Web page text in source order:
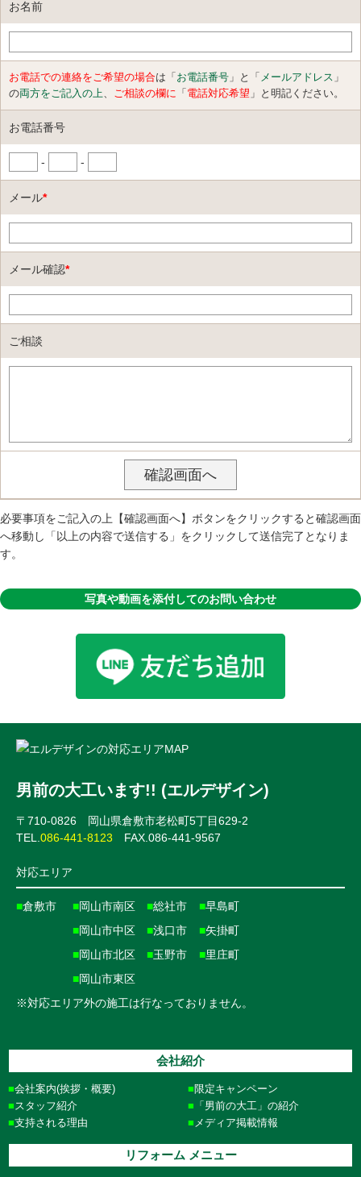
お名前
お電話での連絡をご希望の場合は「 お電話番号 」と「 メールアドレス 」
の両方をご記入の上、 ご相談の欄に 「 電話対応希望 」と明記ください。
お電話番号
- -
メール*
メール確認*
ご相談
必要事項をご記入の上【確認画面へ】ボタンをクリックすると確認画面
へ移動し「以上の内容で送信する」をクリックして送信完了となりま
す。
写真や動画を添付してのお問い合わせ
男前の大工います!! (エルデザイン)
〒710-0826 岡山県倉敷市老松町5丁目629-2
TEL. 086-441-8123 FAX.086-441-9567
対応エリア
■倉敷市 ■岡山市南区
■岡山市中区
■岡山市北区
■岡山市東区
■総社市
■浅口市
■玉野市
■早島町
■矢掛町
■里庄町
※対応エリア外の施工は行なっておりません。
会社紹介
会社案内(挨拶・概要)
スタッフ紹介
支持される理由
限定キャンペーン
「男前の大工」の紹介
メディア掲載情報
リフォーム メニュー